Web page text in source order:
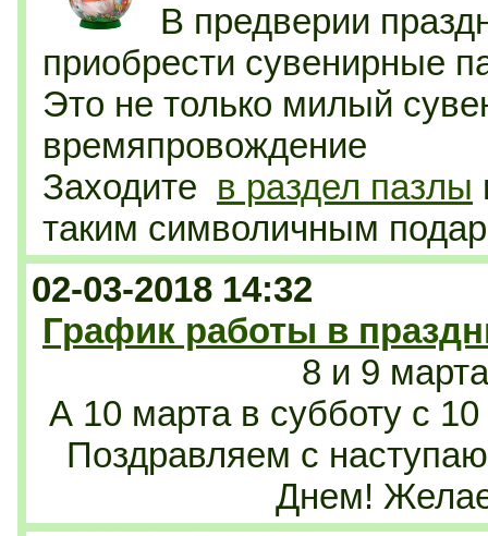
В предверии
приобрести сувенирные
Это не только милый
времяпровождение
Заходите в раздел пазлы
таким символичным
02-03-2018 14:32
График работы в
8 и 9
А 10 марта в субботу с
Поздравляем с
Днем!